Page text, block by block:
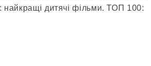
дитячі фільми. ТОП 100: